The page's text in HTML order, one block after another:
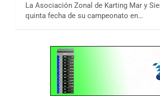
La Asociación Zonal de Karting Mar y
quinta fecha de su campeonato en…